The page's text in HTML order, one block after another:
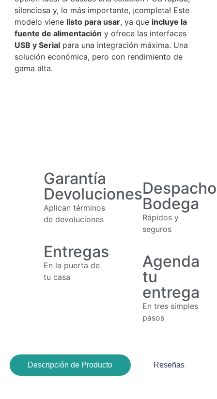
silenciosa y, lo más importante, ¡completa! Este
modelo viene listo para usar, ya que incluye la
fuente de alimentación y ofrece las interfaces
USB y Serial para una integración máxima. Una
solución económica, pero con rendimiento de
gama alta.
Garantía
Devoluciones
Aplican términos
de devoluciones
Bodega
Rápidos y
seguros
Entregas
En la puerta de
tu casa
Agenda
tu
entrega
En tres simples
pasos
Descripción de Producto Reseñas